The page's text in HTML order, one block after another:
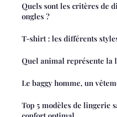
Quels sont les critères de
ongles ?
T-shirt : les différents
Quel animal représente la
Le baggy homme, un
Top 5 modèles de lingerie